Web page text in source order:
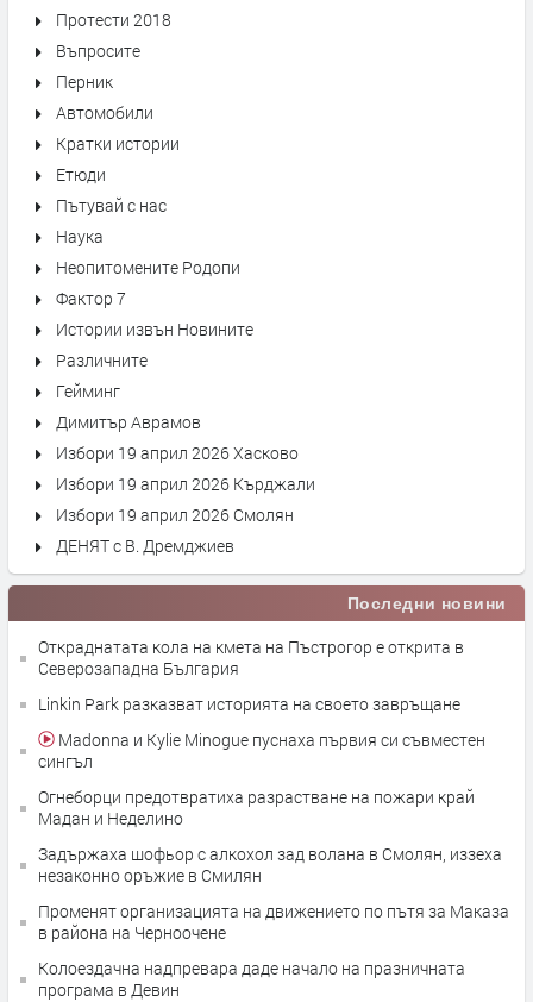
Протести 2018
Въпросите
Перник
Автомобили
Кратки истории
Етюди
Пътувай с нас
Наука
Неопитомените Родопи
Фактор 7
Истории извън Новините
Различните
Гейминг
Димитър Аврамов
Избори 19 април 2026 Хасково
Избори 19 април 2026 Кърджали
Избори 19 април 2026 Смолян
ДЕНЯТ с В. Дремджиев
Последни новини
Откраднатата кола на кмета на Пъстрогор е открита в
Северозападна България
Linkin Park разказват историята на своето завръщане
сингъл
Огнеборци предотвратиха разрастване на пожари край
Мадан и Неделино
Задържаха шофьор с алкохол зад волана в Смолян, иззеха
незаконно оръжие в Смилян
Променят организацията на движението по пътя за Маказа
в района на Черноочене
Колоездачна надпревара даде начало на празничната
програма в Девин